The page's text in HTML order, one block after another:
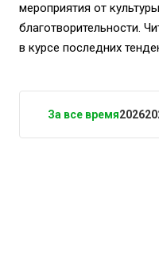
мероприятия от
благотворительности.
в курсе последних
За все время2026